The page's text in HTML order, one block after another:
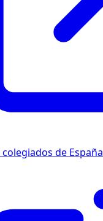
de España